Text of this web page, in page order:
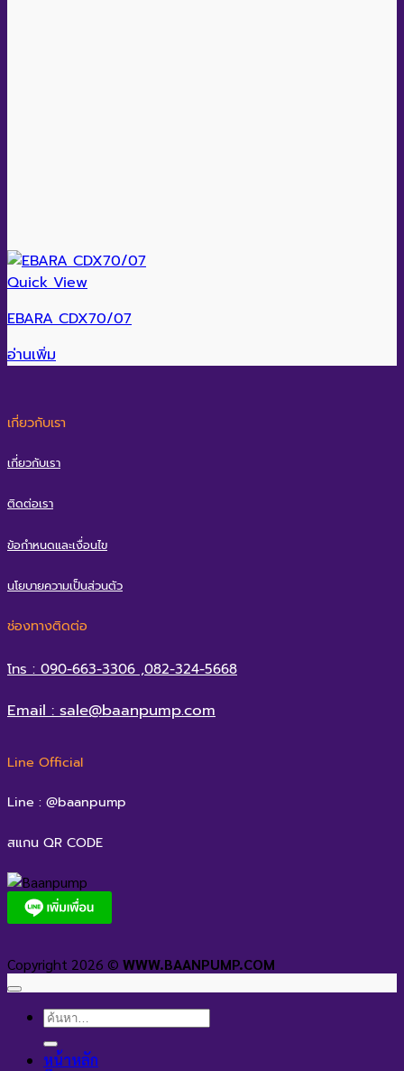
Quick View
EBARA CDX70/07
อ่านเพิ่ม
เกี่ยวกับเรา
เกี่ยวกับเรา
ติดต่อเรา
ข้อกำหนดและเงื่อนไข
นโยบายความเป็นส่วนตัว
ช่องทางติดต่อ
โทร : 090-663-3306 ,082-324-5668
Email : sale@baanpump.com
Line Official
Line : @baanpump
สแกน QR CODE
Copyright 2026 © WWW.BAANPUMP.COM
ค้นหา:
หน้าหลัก